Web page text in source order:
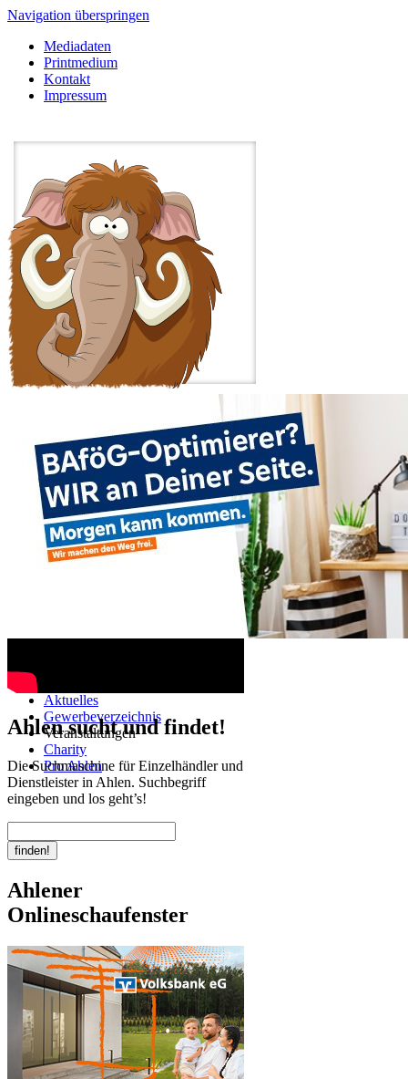
Navigation überspringen
Mediadaten
Printmedium
Kontakt
Impressum
Aktuelles
Gewerbeverzeichnis
Veranstaltungen
Charity
Pro Ahlen
Ahlen TV
Ahlen sucht und findet!
Die Suchmaschine für Einzelhändler und
Dienstleister in Ahlen. Suchbegriff
eingeben und los geht’s!
Ahlener
Onlineschaufenster